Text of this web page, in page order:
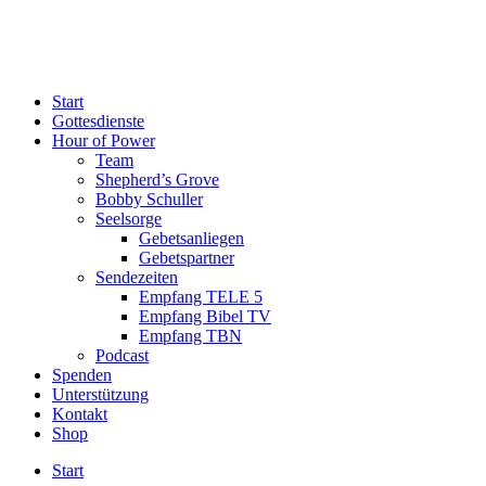
Start
Gottesdienste
Hour of Power
Team
Shepherd’s Grove
Bobby Schuller
Seelsorge
Gebetsanliegen
Gebetspartner
Sendezeiten
Empfang TELE 5
Empfang Bibel TV
Empfang TBN
Podcast
Spenden
Unterstützung
Kontakt
Shop
Start